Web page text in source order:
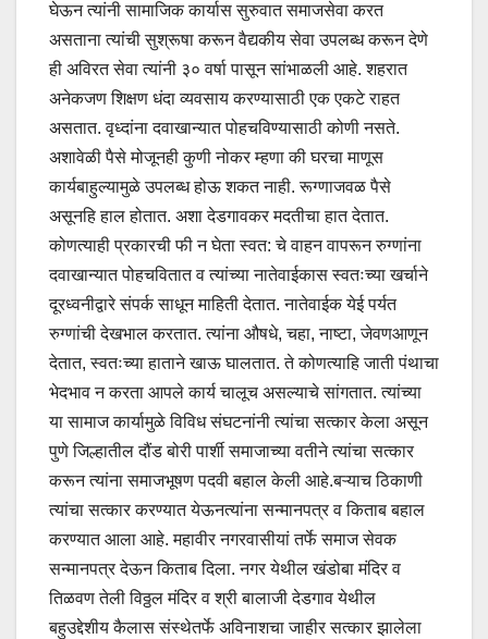
घेऊन त्यांनी सामाजिक कार्यास सुरुवात समाजसेवा करत
असताना त्यांची सुश्रूषा करून वैद्यकीय सेवा उपलब्ध करून देणे
ही अविरत सेवा त्यांनी ३० वर्षा पासून सांभाळली आहे. शहरात
अनेकजण शिक्षण धंदा व्यवसाय करण्यासाठी एक एकटे राहत
असतात. वृध्दांना दवाखान्यात पोहचविण्यासाठी कोणी नसते.
अशावेळी पैसे मोजूनही कुणी नोकर म्हणा की घरचा माणूस
कार्यबाहुल्यामुळे उपलब्ध होऊ शकत नाही. रूग्णाजवळ पैसे
असूनहि हाल होतात. अशा देडगावकर मदतीचा हात देतात.
कोणत्याही प्रकारची फी न घेता स्वत: चे वाहन वापरून रुग्णांना
दवाखान्यात पोहचवितात व त्यांच्या नातेवाईकास स्वतःच्या खर्चाने
दूरध्वनीद्वारे संपर्क साधून माहिती देतात. नातेवाईक येई पर्यत
रुग्णांची देखभाल करतात. त्यांना औषधे, चहा, नाष्टा, जेवणआणून
देतात, स्वतःच्या हाताने खाऊ घालतात. ते कोणत्याहि जाती पंथाचा
भेदभाव न करता आपले कार्य चालूच असल्याचे सांगतात. त्यांच्या
या सामाज कार्यामुळे विविध संघटनांनी त्यांचा सत्कार केला असून
पुणे जिल्हातील दौंड बोरी पार्शी समाजाच्या वतीने त्यांचा सत्कार
करून त्यांना समाजभूषण पदवी बहाल केली आहे.बऱ्याच ठिकाणी
त्यांचा सत्कार करण्यात येऊनत्यांना सन्मानपत्र व किताब बहाल
करण्यात आला आहे. महावीर नगरवासीयां तर्फे समाज सेवक
सन्मानपत्र देऊन किताब दिला. नगर येथील खंडोबा मंदिर व
तिळवण तेली विठ्ठल मंदिर व श्री बालाजी देडगाव येथील
बहुउद्देशीय कैलास संस्थेतर्फे अविनाशचा जाहीर सत्कार झालेला